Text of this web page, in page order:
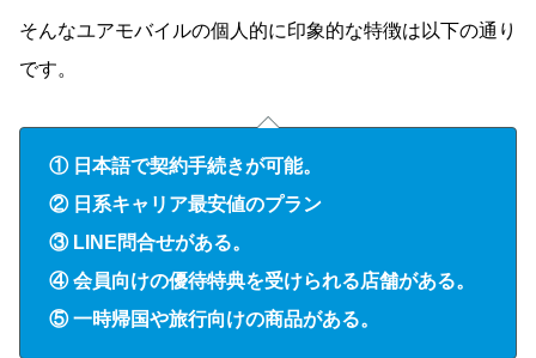
そんなユアモバイルの個人的に印象的な特徴は以下の通り
です。
① 日本語で契約手続きが可能。
② 日系キャリア最安値のプラン
③ LINE問合せがある。
④ 会員向けの優待特典を受けられる店舗がある。
⑤ 一時帰国や旅行向けの商品がある。